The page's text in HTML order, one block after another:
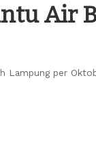
Air
Lampung per